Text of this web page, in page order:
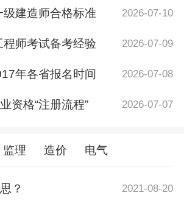
建造师合格标准 2026-07-10
师考试备考经验 2026-07-09
年各省报名时间 2026-07-08
资格“注册流程” 2026-07-07
监理 造价 电气
？ 2021-08-20